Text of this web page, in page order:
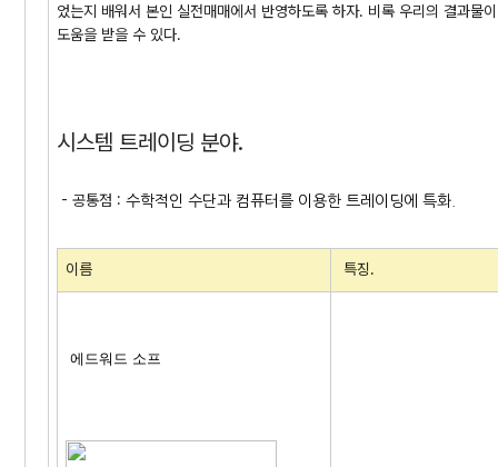
었는지 배워서 본인 실전매매에서 반영하도록 하자. 비록 우리의 결과물
도움을 받을 수 있다.
시스템 트레이딩 분야.
- 공통점 : 수학적인 수단과 컴퓨터를 이용한 트레이딩에 특화.
이름 특징.
에드워드 소프